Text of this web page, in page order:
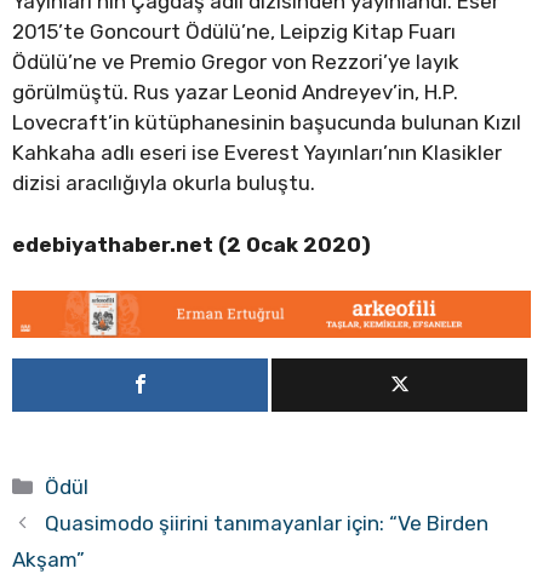
2015’te Goncourt Ödülü’ne, Leipzig Kitap Fuarı
Ödülü’ne ve Premio Gregor von Rezzori’ye layık
görülmüştü. Rus yazar Leonid Andreyev’in, H.P.
Lovecraft’in kütüphanesinin başucunda bulunan Kızıl
Kahkaha adlı eseri ise Everest Yayınları’nın Klasikler
dizisi aracılığıyla okurla buluştu.
edebiyathaber.net (2 Ocak 2020)
Kategoriler
Ödül
Quasimodo şiirini tanımayanlar için: “Ve Birden
Akşam”